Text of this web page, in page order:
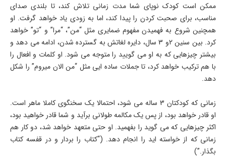
ممکن است کودک نوپای شما مدت زمانی تلاش کند، تا بلندی صدای
مناسب، برای صحبت کردن را پیدا کند، اما به زودی یاد خواهد گرفت. او
همچنین شروع به فهمیدن مفهوم ضمایری مثل “من”، “مرا” و “تو” خواهد
کرد. بین سنین 2و 3 سال، دایره لغاتش به گسترده شدن، ادامه می دهد و
بیشتر چیزهایی که به او می گویید را متوجه می شود. او کلمات و افعال را
با هم ترکیب خواهد کرد، تا جملات ساده ایی مثل “من الان میروم” را شکل
دهد.
زمانی که کودکتان 3 ساله می شود، احتمالا یک سخنگوی کاملا ماهر است.
او قادر خواهد بود، از پس یک مکالمه طولانی برآید و شما قادر خواهید بود،
اکثر چیزهایی که می گوید را بفهمید. او حتی متعهد خواهد شد، دو کار هم
زمانی که از خواسته اید را انجام دهد. (“کتاب را بردار و در قفسه کتاب
بگذار.”)